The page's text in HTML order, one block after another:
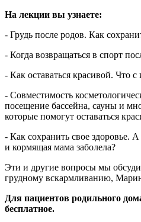
На лекции вы узнаете:
- Грудь после родов. Как
- Когда возвращаться в спорт
- Как оставаться красивой. Что
- Совместимость
посещение бассейна, сауны и
которые помогут оставаться
- Как сохранить свое здоровье.
и кормящая мама заболела?
Эти и другие вопросы мы
грудному вскармливанию,
Для пациентов родильного
бесплатное.